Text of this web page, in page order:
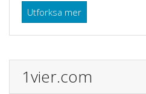
Utforksa mer
1vier.com